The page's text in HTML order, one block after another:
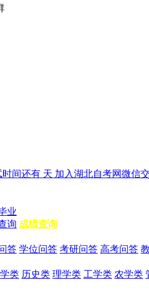
时间还有 天 加入湖北自考网微信
业
询 成绩查询
答 学位问答 考研问答 高考问答
类 历史类 理学类 工学类 农学类